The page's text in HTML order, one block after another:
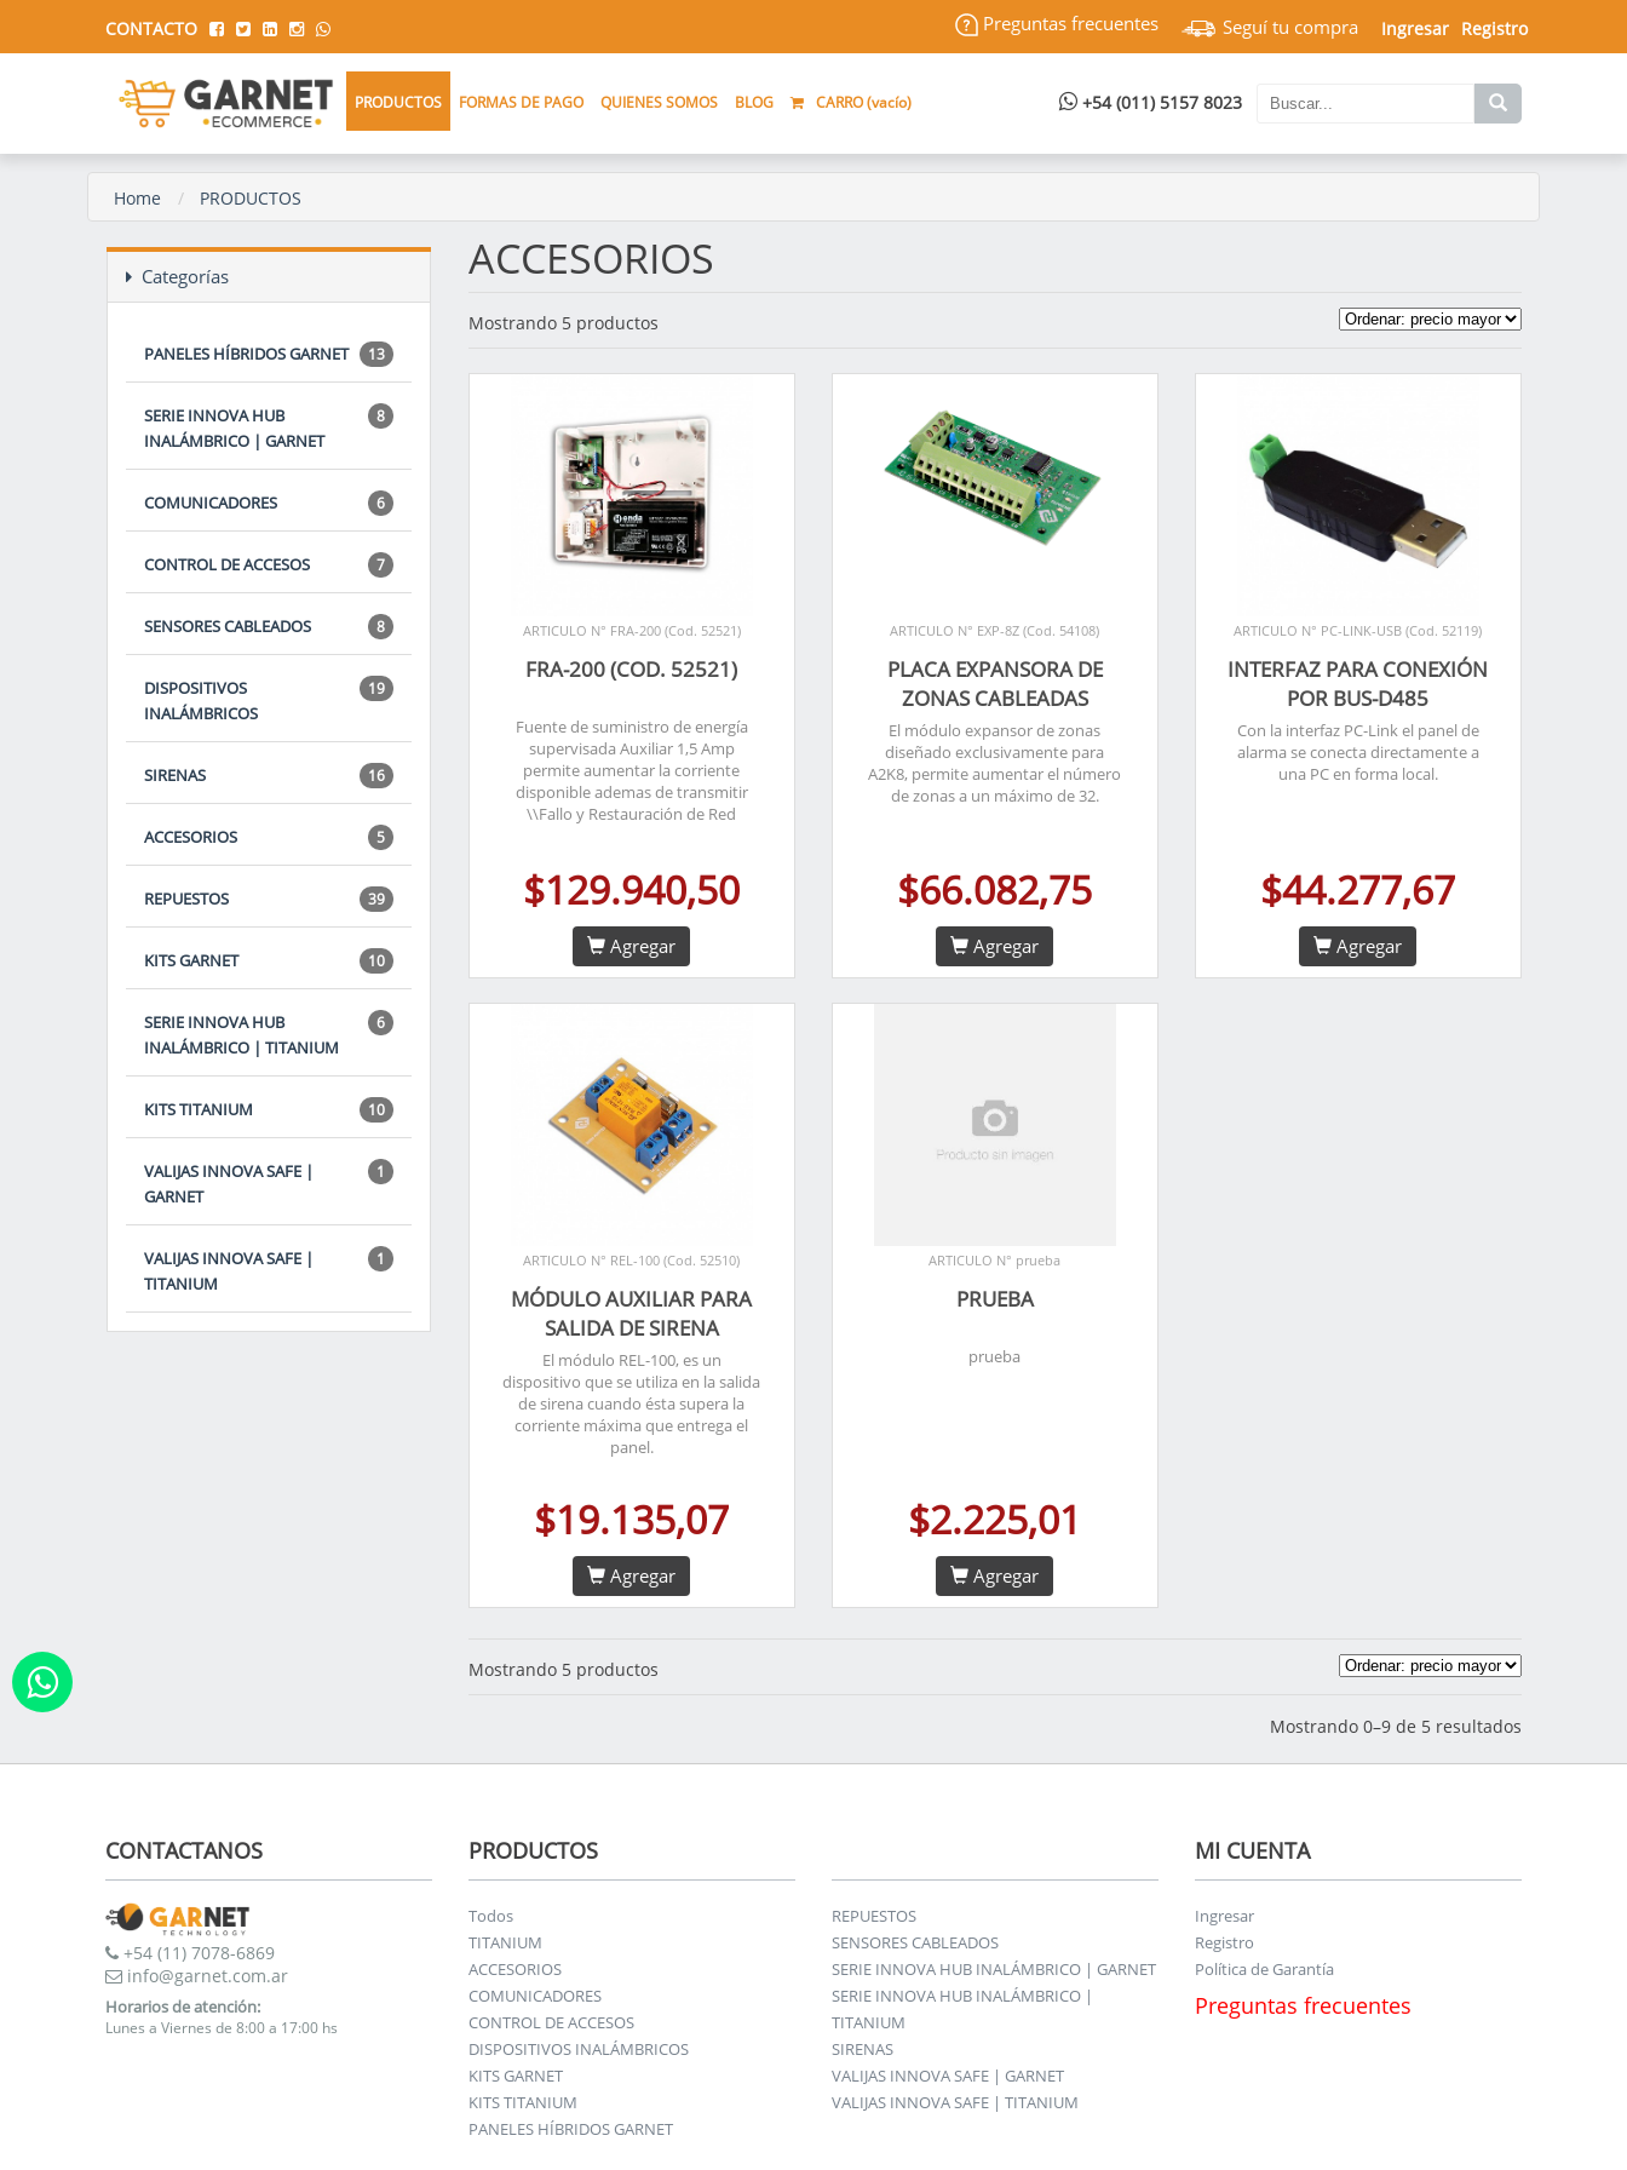
CONTACTO Ingresar Registro
Seguí tu compra
Preguntas frecuentes
+54 (011) 5157 8023
PRODUCTOS FORMAS DE PAGO QUIENES SOMOS BLOG CARRO (vacío)
Home PRODUCTOS
Categorías
13
PANELES HÍBRIDOS GARNET
8
SERIE INNOVA HUB
INALÁMBRICO | GARNET
6
COMUNICADORES
7
CONTROL DE ACCESOS
8
SENSORES CABLEADOS
19
DISPOSITIVOS
INALÁMBRICOS
16
SIRENAS
5
ACCESORIOS
39
REPUESTOS
10
KITS GARNET
6
SERIE INNOVA HUB
INALÁMBRICO | TITANIUM
10
KITS TITANIUM
1
VALIJAS INNOVA SAFE |
GARNET
1
VALIJAS INNOVA SAFE |
TITANIUM
ACCESORIOS
Mostrando 5 productos
ARTICULO N° FRA-200 (Cod. 52521)
FRA-200 (COD. 52521)
Fuente de suministro de energía
supervisada Auxiliar 1,5 Amp
permite aumentar la corriente
disponible ademas de transmitir
\\Fallo y Restauración de Red
$129.940,50
Agregar
ARTICULO N° EXP-8Z (Cod. 54108)
PLACA EXPANSORA DE
ZONAS CABLEADAS
El módulo expansor de zonas
diseñado exclusivamente para
A2K8, permite aumentar el número
de zonas a un máximo de 32.
$66.082,75
Agregar
ARTICULO N° PC-LINK-USB (Cod. 52119)
INTERFAZ PARA CONEXIÓN
POR BUS-D485
Con la interfaz PC-Link el panel de
alarma se conecta directamente a
una PC en forma local.
$44.277,67
Agregar
ARTICULO N° REL-100 (Cod. 52510)
MÓDULO AUXILIAR PARA
SALIDA DE SIRENA
El módulo REL-100, es un
dispositivo que se utiliza en la salida
de sirena cuando ésta supera la
corriente máxima que entrega el
panel.
$19.135,07
Agregar
ARTICULO N° prueba
PRUEBA
prueba
$2.225,01
Agregar
Mostrando 5 productos
Mostrando 0–9 de 5 resultados
CONTACTANOS
+54 (11) 7078-6869
info@garnet.com.ar
Horarios de atención:
Lunes a Viernes de 8:00 a 17:00 hs
PRODUCTOS
Todos
TITANIUM
ACCESORIOS
COMUNICADORES
CONTROL DE ACCESOS
DISPOSITIVOS INALÁMBRICOS
KITS GARNET
KITS TITANIUM
PANELES HÍBRIDOS GARNET
REPUESTOS
SENSORES CABLEADOS
SERIE INNOVA HUB INALÁMBRICO | GARNET
SERIE INNOVA HUB INALÁMBRICO |
TITANIUM
SIRENAS
VALIJAS INNOVA SAFE | GARNET
VALIJAS INNOVA SAFE | TITANIUM
MI CUENTA
Ingresar
Registro
Política de Garantía
Preguntas frecuentes